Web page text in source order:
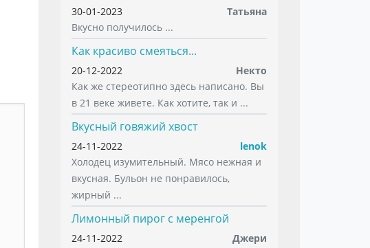
30-01-2023
Татьяна
Вкусно получилось ...
Как красиво смеяться...
20-12-2022
Некто
Как же стереотипно здесь написано. Вы
в 21 веке живете. Как хотите, так и ...
Вкусный говяжий хвост
24-11-2022
lenok
Холодец изумительный. Мясо нежная и
вкусная. Бульон не понравилось,
жирный ...
Лимонный пирог с меренгой
24-11-2022
Джери